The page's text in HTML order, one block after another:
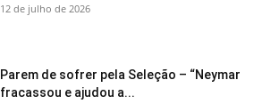
12 de julho de 2026
Parem de sofrer pela Seleção – “Neymar
fracassou e ajudou a...